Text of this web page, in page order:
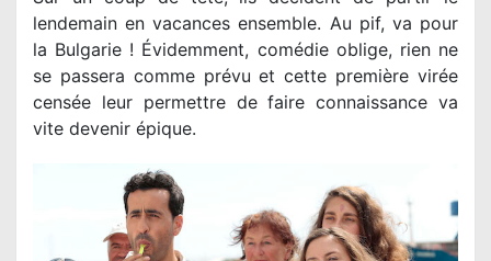
lendemain en vacances ensemble. Au pif, va pour
la Bulgarie ! Évidemment, comédie oblige, rien ne
se passera comme prévu et cette première virée
censée leur permettre de faire connaissance va
vite devenir épique.